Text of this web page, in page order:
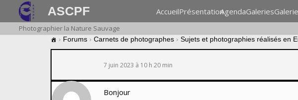
ASCPF AccueilPrésentationAgendaGaleries
Photographier la Nature Sauvage
› Forums › Carnets de photographes › Sujets et photographies réalisés en
7 juin 2023 à 10 h 20 min
Bonjour